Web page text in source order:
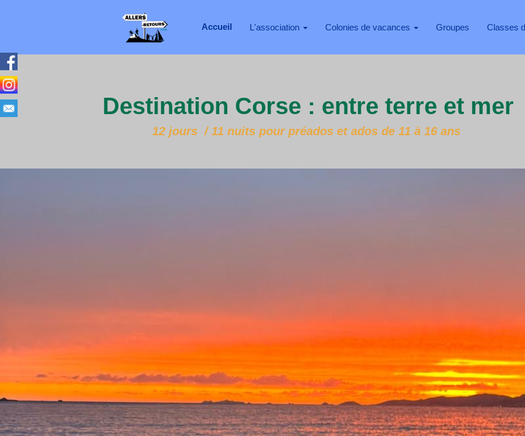
Accueil L'association Colonies de vacances Groupes Classes
Destination Corse : entre terre et mer
12 jours / 11 nuits pour préados et ados de 11 à 16 ans